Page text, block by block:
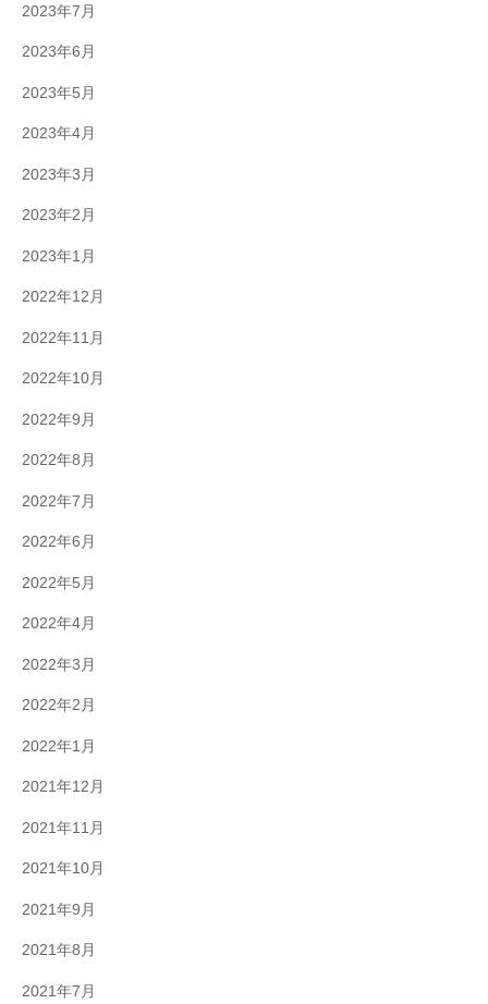
2023年7月
2023年6月
2023年5月
2023年4月
2023年3月
2023年2月
2023年1月
2022年12月
2022年11月
2022年10月
2022年9月
2022年8月
2022年7月
2022年6月
2022年5月
2022年4月
2022年3月
2022年2月
2022年1月
2021年12月
2021年11月
2021年10月
2021年9月
2021年8月
2021年7月